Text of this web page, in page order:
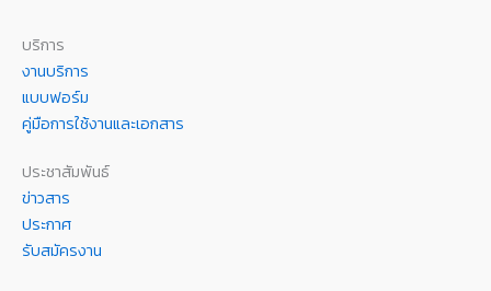
บริการ
งานบริการ
แบบฟอร์ม
คู่มือการใช้งานและเอกสาร
ประชาสัมพันธ์
ข่าวสาร
ประกาศ
รับสมัครงาน